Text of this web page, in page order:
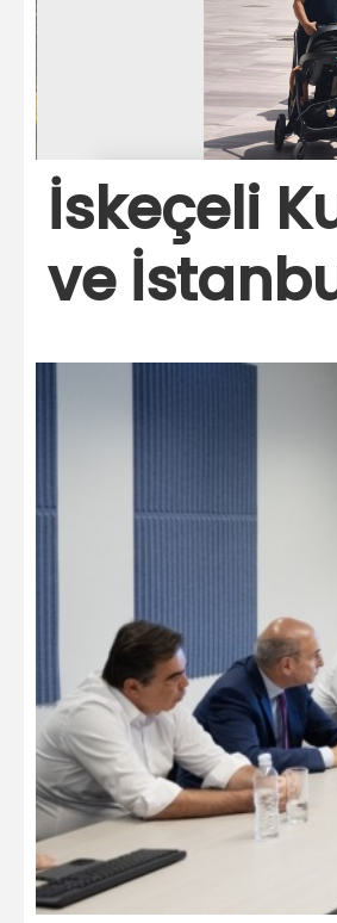
İskeçeli
ve